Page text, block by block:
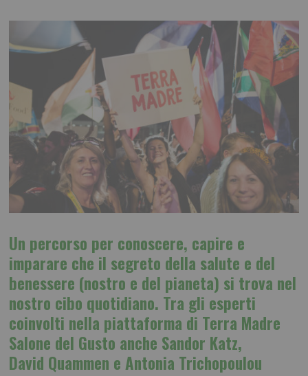
Un percorso per conoscere, capire e
imparare che il segreto della salute e del
benessere (nostro e del pianeta) si trova nel
nostro cibo quotidiano. Tra gli esperti
coinvolti nella piattaforma di Terra Madre
Salone del Gusto anche Sandor Katz,
David Quammen e Antonia Trichopoulou